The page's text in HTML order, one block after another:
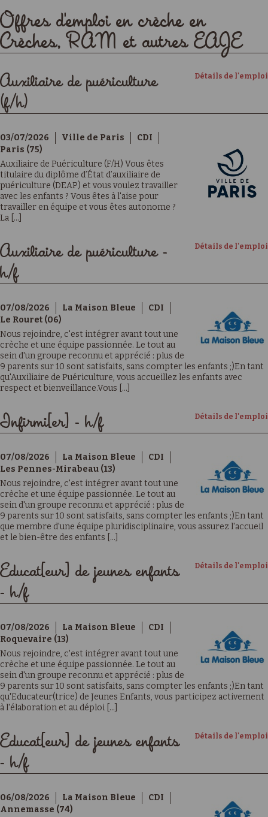
Offres d'emploi en crèche en
Crèches, RAM et autres EAJE
Détails de l'emploi
Auxiliaire de puériculture
(f/h)
03/07/2026 Ville de Paris
CDI
Paris (75)
Auxiliaire de Puériculture (F/H) Vous êtes
titulaire du diplôme d’État d’auxiliaire de
puériculture (DEAP) et vous voulez travailler
avec les enfants ? Vous êtes à l'aise pour
travailler en équipe et vous êtes autonome ?
La [...]
Détails de l'emploi
Auxiliaire de puériculture -
h/f
07/08/2026 La Maison Bleue
CDI
Le Rouret (06)
Nous rejoindre, c'est intégrer avant tout une
crèche et une équipe passionnée. Le tout au
sein d'un groupe reconnu et apprécié : plus de
9 parents sur 10 sont satisfaits, sans compter les enfants ;)En tant
qu'Auxiliaire de Puériculture, vous accueillez les enfants avec
respect et bienveillance.Vous [...]
Détails de l'emploi
Infirmi[er] - h/f
07/08/2026 La Maison Bleue
CDI
Les Pennes-Mirabeau (13)
Nous rejoindre, c'est intégrer avant tout une
crèche et une équipe passionnée. Le tout au
sein d'un groupe reconnu et apprécié : plus de
9 parents sur 10 sont satisfaits, sans compter les enfants ;)En tant
que membre d'une équipe pluridisciplinaire, vous assurez l'accueil
et le bien-être des enfants [...]
Détails de l'emploi
Educat[eur] de jeunes enfants
- h/f
07/08/2026 La Maison Bleue
CDI
Roquevaire (13)
Nous rejoindre, c'est intégrer avant tout une
crèche et une équipe passionnée. Le tout au
sein d'un groupe reconnu et apprécié : plus de
9 parents sur 10 sont satisfaits, sans compter les enfants ;)En tant
qu'Educateur(trice) de Jeunes Enfants, vous participez activement
à l'élaboration et au déploi [...]
Détails de l'emploi
Educat[eur] de jeunes enfants
- h/f
06/08/2026 La Maison Bleue
CDI
Annemasse (74)